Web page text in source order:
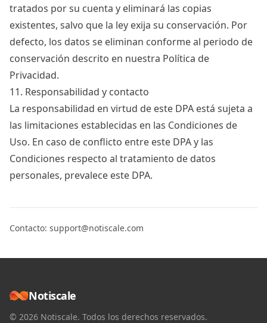
tratados por su cuenta y eliminará las copias
existentes, salvo que la ley exija su conservación. Por
defecto, los datos se eliminan conforme al periodo de
conservación descrito en nuestra Política de
Privacidad.
11. Responsabilidad y contacto
La responsabilidad en virtud de este DPA está sujeta a
las limitaciones establecidas en las Condiciones de
Uso. En caso de conflicto entre este DPA y las
Condiciones respecto al tratamiento de datos
personales, prevalece este DPA.
Contacto: support@notiscale.com
Notiscale
© 2026 Notiscale. Todos los derechos reservados.